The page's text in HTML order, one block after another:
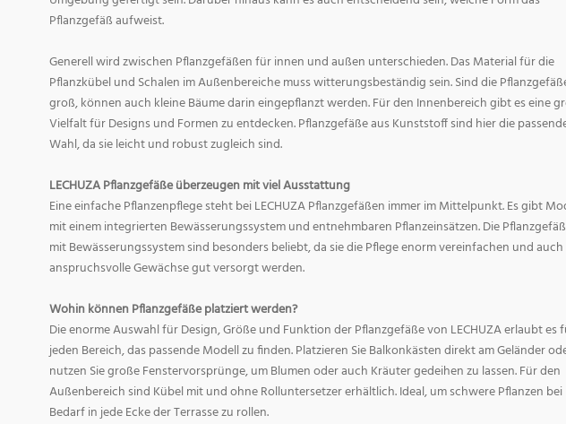
Pflanzgefäß aufweist.
Generell wird zwischen Pflanzgefäßen für innen und außen unterschieden. Das Material für die
Pflanzkübel und Schalen im Außenbereiche muss witterungsbeständig sein. Sind die
groß, können auch kleine Bäume darin eingepflanzt werden. Für den Innenbereich gibt es eine
Vielfalt für Designs und Formen zu entdecken. Pflanzgefäße aus Kunststoff sind hier die
Wahl, da sie leicht und robust zugleich sind.
LECHUZA Pflanzgefäße überzeugen mit viel Ausstattung
Eine einfache Pflanzenpflege steht bei LECHUZA Pflanzgefäßen immer im Mittelpunkt. Es gibt
mit einem integrierten Bewässerungssystem und entnehmbaren Pflanzeinsätzen. Die
mit Bewässerungssystem sind besonders beliebt, da sie die Pflege enorm vereinfachen und auch
anspruchsvolle Gewächse gut versorgt werden.
Wohin können Pflanzgefäße platziert werden?
Die enorme Auswahl für Design, Größe und Funktion der Pflanzgefäße von LECHUZA erlaubt es
jeden Bereich, das passende Modell zu finden. Platzieren Sie Balkonkästen direkt am Geländer
nutzen Sie große Fenstervorsprünge, um Blumen oder auch Kräuter gedeihen zu lassen. Für den
Außenbereich sind Kübel mit und ohne Rolluntersetzer erhältlich. Ideal, um schwere Pflanzen bei
Bedarf in jede Ecke der Terrasse zu rollen.